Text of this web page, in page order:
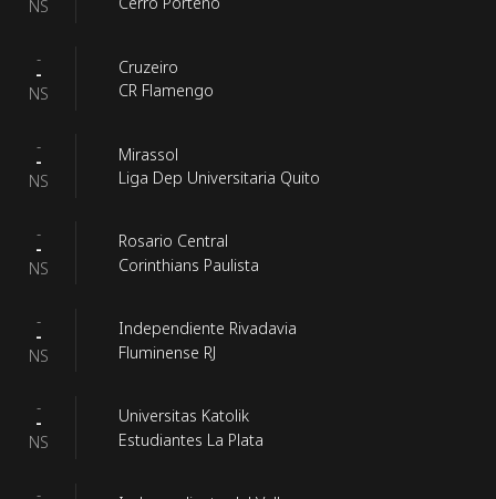
NS
-
-
NS
Cruzeiro
CR Flamengo
-
-
NS
Mirassol
Liga Dep Universitaria Quito
-
-
NS
Rosario Central
Corinthians Paulista
-
-
NS
Independiente Rivadavia
Fluminense RJ
-
-
NS
Universitas Katolik
Estudiantes La Plata
-